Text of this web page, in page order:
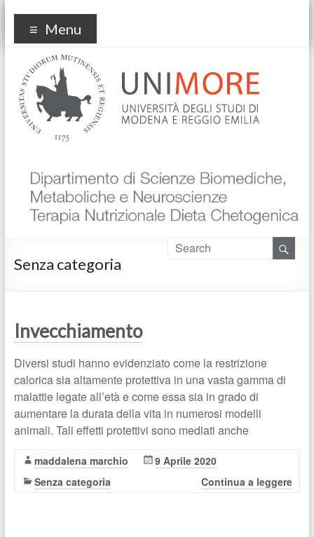
KetApp
Menu
Senza categoria
Invecchiamento
Diversi studi hanno evidenziato come la restrizione
calorica sia altamente protettiva in una vasta gamma di
malattie legate all’età e come essa sia in grado di
aumentare la durata della vita in numerosi modelli
animali. Tali effetti protettivi sono mediati anche
maddalena marchio
9 Aprile 2020
Senza categoria
Continua a leggere